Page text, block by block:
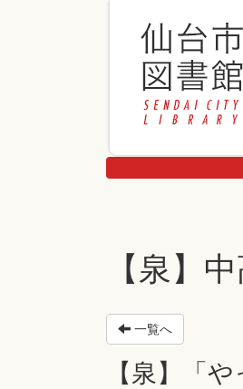
【泉】
一覧へ
【泉】「